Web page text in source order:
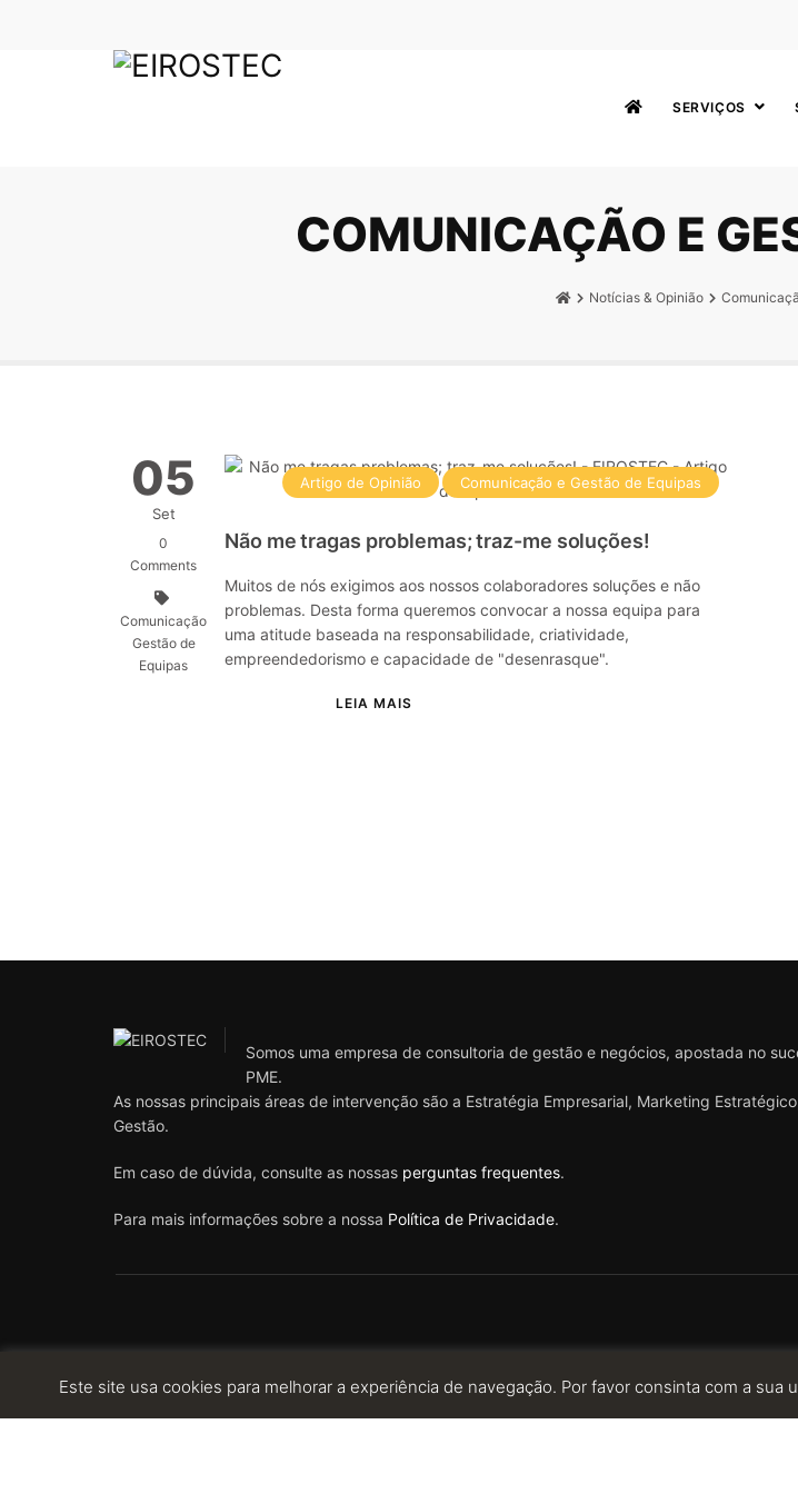
SERVIÇOS
COMUNICAÇÃO E
Notícias & Opinião
Artigo de Opinião Comunicação e Gestão de Equipas
05
Set
0
Comments
Comunicação
Gestão de
Equipas
Não me tragas problemas; traz-me soluções!
Muitos de nós exigimos aos nossos colaboradores soluções e não
problemas. Desta forma queremos convocar a nossa equipa para
uma atitude baseada na responsabilidade, criatividade,
empreendedorismo e capacidade de "desenrasque".
Somos uma empresa de consultoria de gestão e negócios, apostada no
PME.
As nossas principais áreas de intervenção são a Estratégia Empresarial, Marketing
Gestão.
Em caso de dúvida, consulte as nossas perguntas frequentes.
Para mais informações sobre a nossa Política de Privacidade.
Este site usa cookies para melhorar a experiência de navegação. Por favor consinta com a sua